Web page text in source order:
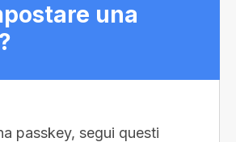
una
passkey, segui questi